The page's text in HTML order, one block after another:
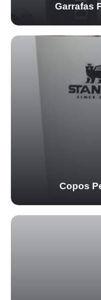
Garrafas
Copos